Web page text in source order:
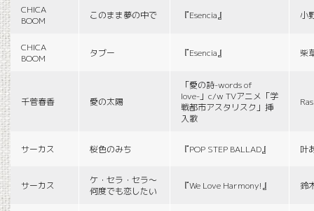
CHICA
BOOM
このまま夢の中で 『Esencia』 小
CHICA
BOOM
タブー 『Esencia』 柴
千菅春香 愛の太陽
「愛の詩-words of
love-」c/w TVアニメ「学
戦都市アスタリスク」挿
入歌
サーカス 桜色のみち 『POP STEP BALLAD』 叶
サーカス
ケ・セラ・セラ〜
何度でも恋したい
『We Love Harmony!』 鈴